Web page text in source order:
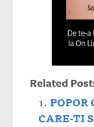
Related
POPOR
CARE-TI